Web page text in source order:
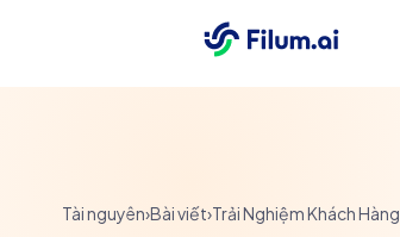
Tài nguyên›Bài viết›Trải Nghiệm Khách Hàng